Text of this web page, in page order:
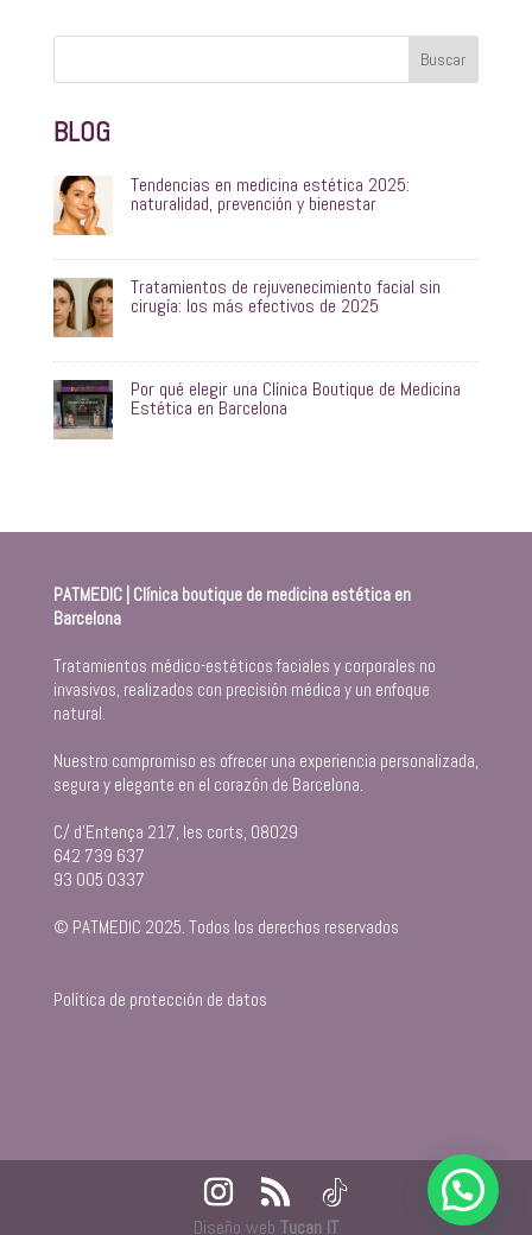
Buscar
BLOG
Tendencias en medicina estética 2025:
naturalidad, prevención y bienestar
Tratamientos de rejuvenecimiento facial sin
cirugía: los más efectivos de 2025
Por qué elegir una Clínica Boutique de Medicina
Estética en Barcelona
PATMEDIC | Clínica boutique de medicina estética en
Barcelona
Tratamientos médico-estéticos faciales y corporales no
invasivos, realizados con precisión médica y un enfoque
natural.
Nuestro compromiso es ofrecer una experiencia personalizada,
segura y elegante en el corazón de Barcelona.
C/ d’Entença 217, les corts, 08029
642 739 637
93 005 0337
© PATMEDIC 2025. Todos los derechos reservados
Política de protección de datos
Diseño web Tucan IT